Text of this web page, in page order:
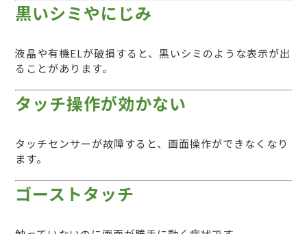
黒いシミやにじみ
液晶や有機ELが破損すると、黒いシミのような表示が出
ることがあります。
タッチ操作が効かない
タッチセンサーが故障すると、画面操作ができなくなり
ます。
ゴーストタッチ